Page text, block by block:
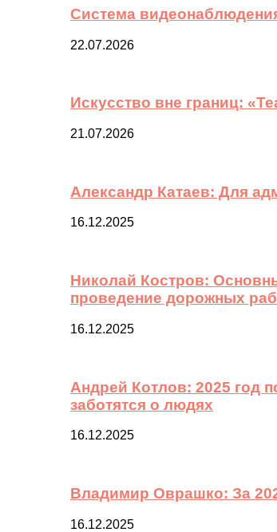
Система
22.07.2026
Искусство вне границ:
21.07.2026
Александр Катаев: Для
16.12.2025
Николай Костров:
проведение дорожных
16.12.2025
Андрей Котлов: 2025 год
заботятся о людях
16.12.2025
Владимир Оврашко: За
16.12.2025